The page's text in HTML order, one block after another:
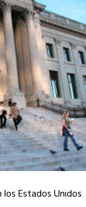
Estados Unidos